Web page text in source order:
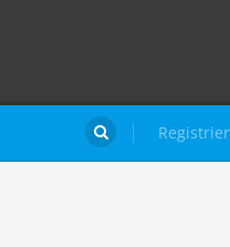
